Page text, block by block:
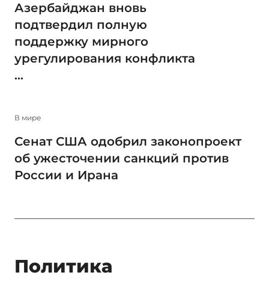
Азербайджан вновь
подтвердил полную
поддержку мирного
урегулирования конфликта
...
В мире
Сенат США одобрил законопроект
об ужесточении санкций против
России и Ирана
Политика